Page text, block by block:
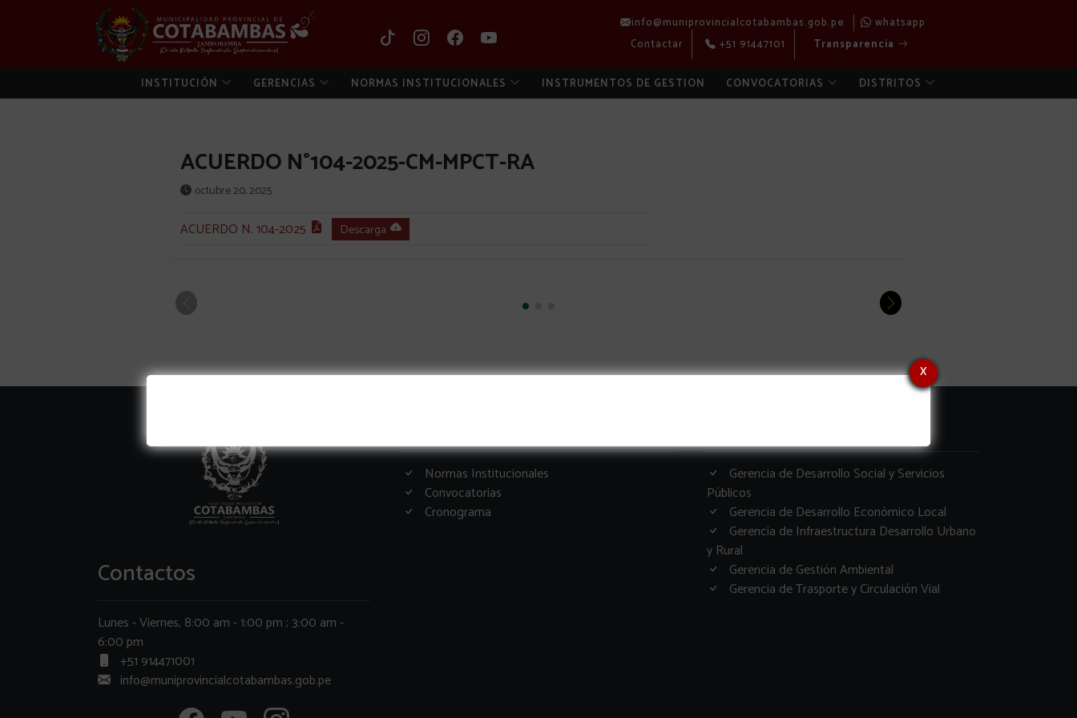
info@muniprovincialcotabambas.gob.pe
whatsapp
Contactar
+51 91447101 Transparencia
INSTITUCIÓN GERENCIAS NORMAS INSTITUCIONALES INSTRUMENTOS DE GESTION CONVOCATORIAS DISTRITOS
ACUERDO N°104-2025-CM-MPCT-RA
octubre 20, 2025
ACUERDO N. 104-2025 Descarga
x
Contactos
Lunes - Viernes, 8:00 am - 1:00 pm ; 3:00 am -
6:00 pm
+51 914471001
info@muniprovincialcotabambas.gob.pe
Normas Institucionales
Convocatorias
Cronograma
Gerencia de Desarrollo Social y Servicios
Públicos
Gerencia de Desarrollo Económico Local
Gerencia de Infraestructura Desarrollo Urbano
y Rural
Gerencia de Gestión Ambiental
Gerencia de Trasporte y Circulación Vial